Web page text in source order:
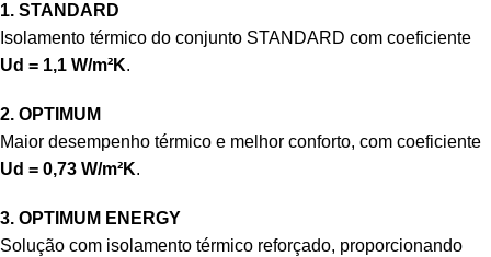
1. STANDARD
Isolamento térmico do conjunto STANDARD com coeficiente
Ud = 1,1 W/m²K.
2. OPTIMUM
Maior desempenho térmico e melhor conforto, com coeficiente
Ud = 0,73 W/m²K.
3. OPTIMUM ENERGY
Solução com isolamento térmico reforçado, proporcionando